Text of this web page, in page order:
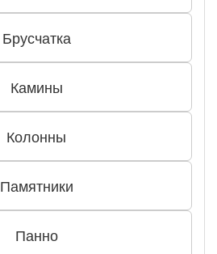
Брусчатка
Камины
Колонны
Памятники
Панно